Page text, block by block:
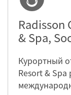
Radisson
& Spa,
Курортный
Resort &